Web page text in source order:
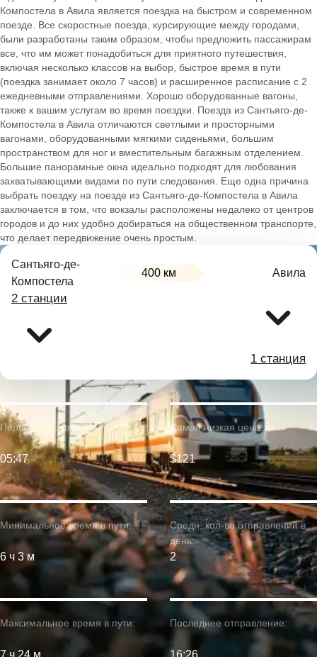
Компостела в Авила является поездка на быстром и современном
поезде. Все скоростные поезда, курсирующие между городами,
были разработаны таким образом, чтобы предложить пассажирам
все, что им может понадобиться для приятного путешествия,
включая несколько классов на выбор, быстрое время в пути
(поездка занимает около 7 часов) и расширенное расписание с 2
ежедневными отправлениями. Хорошо оборудованные вагоны,
также к вашим услугам во время поездки. Поезда из Сантьяго-де-
Компостела в Авила отличаются светлыми и просторными
вагонами, оборудованными мягкими сиденьями, большим
пространством для ног и вместительным багажным отделением.
Большие панорамные окна идеально подходят для любования
захватывающими видами по пути следования. Еще одна причина
выбрать поездку на поезде из Сантьяго-де-Компостела в Авила
заключается в том, что вокзалы расположены недалеко от центров
городов и до них удобно добираться на общественном транспорте,
что делает передвижение очень простым.
Сантьяго-де-
Компостела
400 км Авила
2 станции
1 станция
Минимальное время в пути:
6 ч 3 м
Первое отправление:
05:47
Максимальное время в пути:
7 ч 24 м
Самая низкая цена:
$121
Средн. кол-во отправлений в
день:
2
Последнее отправление:
16:26